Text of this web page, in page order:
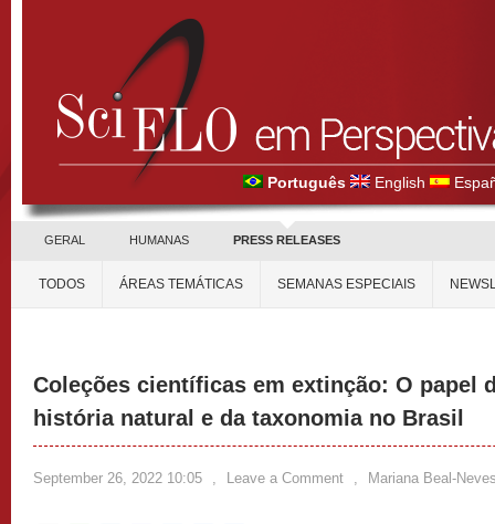
Português English
GERAL HUMANAS PRESS RELEASES
TODOS ÁREAS TEMÁTICAS SEMANAS ESPECIAIS
Coleções científicas em extinção: O papel
história natural e da taxonomia no Brasil
September 26, 2022 10:05 , Leave a Comment , Mariana Beal-